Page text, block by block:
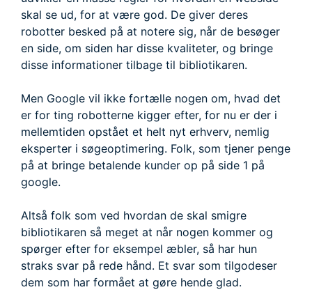
skal se ud, for at være god. De giver deres
robotter besked på at notere sig, når de besøger
en side, om siden har disse kvaliteter, og bringe
disse informationer tilbage til bibliotikaren.
Men Google vil ikke fortælle nogen om, hvad det
er for ting robotterne kigger efter, for nu er der i
mellemtiden opstået et helt nyt erhverv, nemlig
eksperter i søgeoptimering. Folk, som tjener penge
på at bringe betalende kunder op på side 1 på
google.
Altså folk som ved hvordan de skal smigre
bibliotikaren så meget at når nogen kommer og
spørger efter for eksempel æbler, så har hun
straks svar på rede hånd. Et svar som tilgodeser
dem som har formået at gøre hende glad.